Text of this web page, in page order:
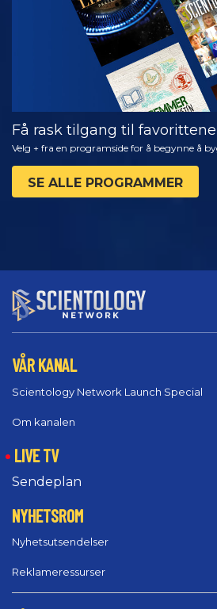
Få rask tilgang til
Velg + fra en programside for å begynne å
SE ALLE PROGRAMMER
VÅR KANAL
Scientology Network Launch Special
Om kanalen
LIVE TV
Sendeplan
NYHETSROM
Nyhetsutsendelser
Reklameressurser